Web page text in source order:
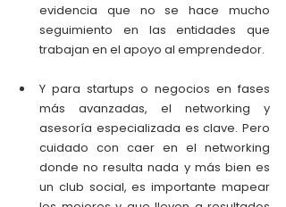
evidencia que no se hace mucho
seguimiento en las entidades que
trabajan en el apoyo al emprendedor.
Y para startups o negocios en fases
más avanzadas, el networking y
asesoría especializada es clave. Pero
cuidado con caer en el networking
donde no resulta nada y más bien es
un club social, es importante mapear